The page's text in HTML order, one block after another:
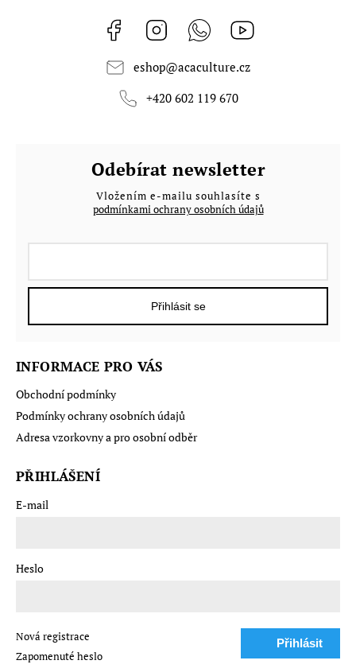
Facebook Instagram Whatsapp
eshop@acaculture.cz
+420 602 119 670
Odebírat newsletter
Vložením e-mailu souhlasíte s
podmínkami ochrany osobních údajů
Přihlásit se
INFORMACE PRO VÁS
Obchodní podmínky
Podmínky ochrany osobních údajů
Adresa vzorkovny a pro osobní odběr
PŘIHLÁŠENÍ
E-mail
Heslo
Přihlásit
Nová registrace
Zapomenuté heslo